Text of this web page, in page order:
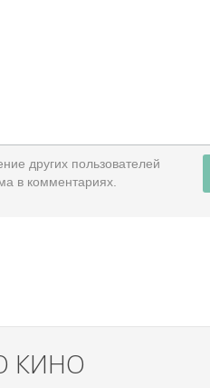
других пользователей
в комментариях.
КИНО